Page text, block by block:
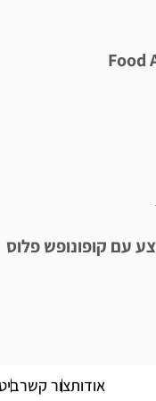
עם קופונופש פלוס
אודותצור קשר